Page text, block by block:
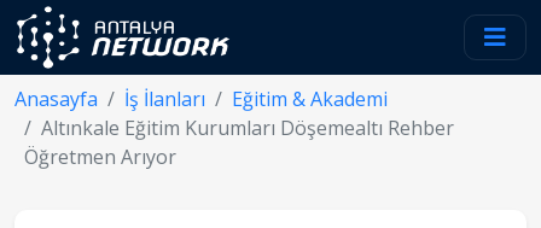
Anasayfa İş İlanları
Eğitim & Akademi
Altınkale Eğitim Kurumları Döşemealtı Rehber
Öğretmen Arıyor